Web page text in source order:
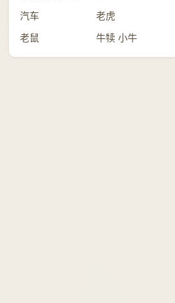
汽车
老虎
老鼠
牛犊 小牛